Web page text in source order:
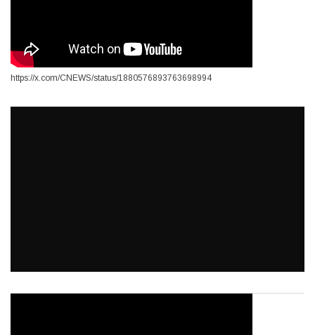
https://x.com/CNEWS/status/1880576893763698994